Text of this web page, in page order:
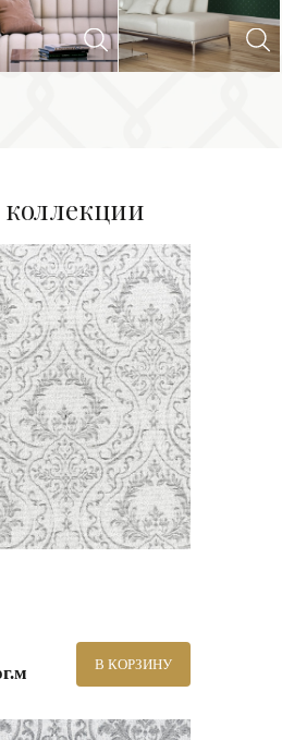
В КОРЗИНУ